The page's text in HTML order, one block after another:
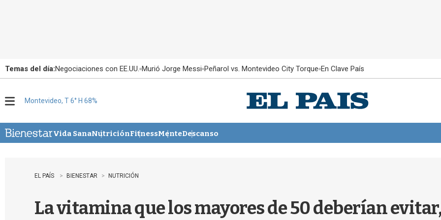
Temas del día:Negociaciones con EE.UU. Murió Jorge Messi Peñarol vs. Montevideo City Torque En Clave País
u
Montevideo, T 6° H 68%
Vida SanaNutriciónFitnessMenteDescanso
EL PAÍS BIENESTAR NUTRICIÓN
La vitamina que los mayores de 50 deberían